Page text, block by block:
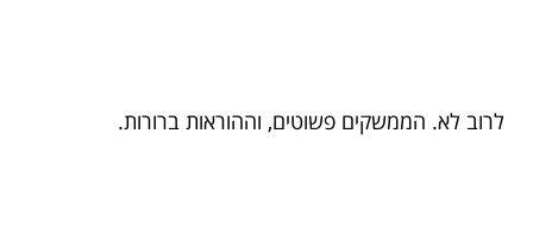
לרוב לא. הממשקים פשוטים, וההוראות ברורות.